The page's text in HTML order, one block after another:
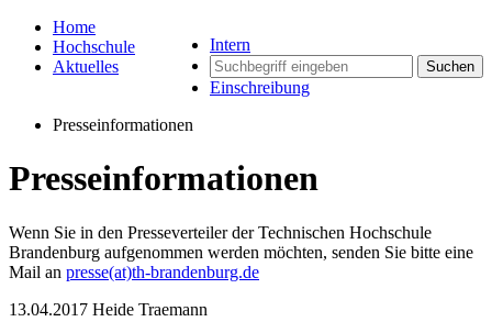
Intern
Suchen
Einschreibung
Home
Hochschule
Aktuelles
Presseinformationen
Presseinformationen
Wenn Sie in den Presseverteiler der Technischen Hochschule
Brandenburg aufgenommen werden möchten, senden Sie bitte eine
Mail an presse(at)th-brandenburg.de
13.04.2017 Heide Traemann